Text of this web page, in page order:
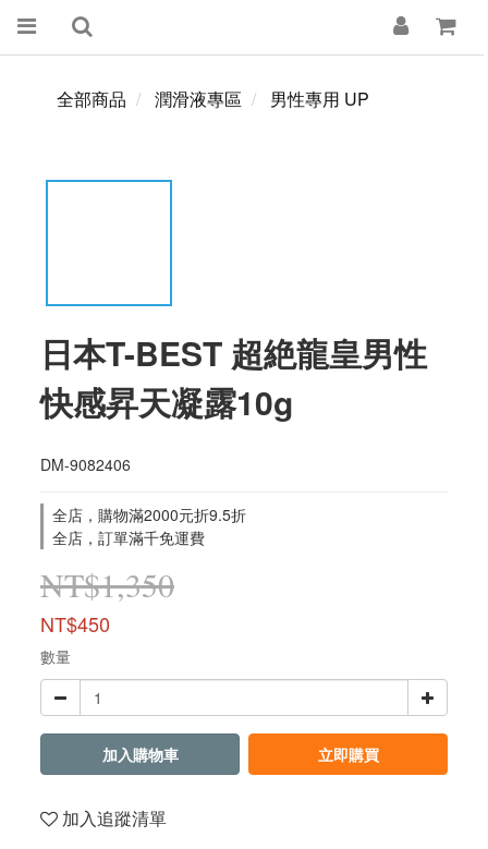
全部商品 潤滑液專區 男性專用 UP
日本T-BEST 超絶龍皇男性
快感昇天凝露10g
DM-9082406
全店，購物滿2000元折9.5折
全店，訂單滿千免運費
NT$1,350
NT$450
數量
加入購物車 立即購買
加入追蹤清單